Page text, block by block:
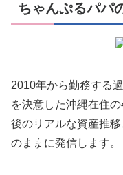
。
G
s
の
ちゃんぷるパパ
2010年から勤務する
を決意した沖縄在住
後のリアルな資産推
のままに発信します。